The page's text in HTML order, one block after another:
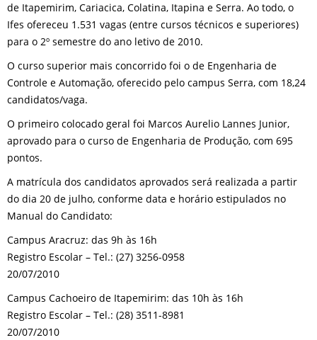
de Itapemirim, Cariacica, Colatina, Itapina e Serra. Ao todo, o
Ifes ofereceu 1.531 vagas (entre cursos técnicos e superiores)
para o 2º semestre do ano letivo de 2010.
O curso superior mais concorrido foi o de Engenharia de
Controle e Automação, oferecido pelo campus Serra, com 18,24
candidatos/vaga.
O primeiro colocado geral foi Marcos Aurelio Lannes Junior,
aprovado para o curso de Engenharia de Produção, com 695
pontos.
A matrícula dos candidatos aprovados será realizada a partir
do dia 20 de julho, conforme data e horário estipulados no
Manual do Candidato:
Campus Aracruz: das 9h às 16h
Registro Escolar – Tel.: (27) 3256-0958
20/07/2010
Campus Cachoeiro de Itapemirim: das 10h às 16h
Registro Escolar – Tel.: (28) 3511-8981
20/07/2010